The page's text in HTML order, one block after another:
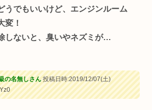
うでもいいけど、エンジンルーム
変！
しないと、臭いやネズミが…
の名無しさん投稿日時:2019/12/07(土)